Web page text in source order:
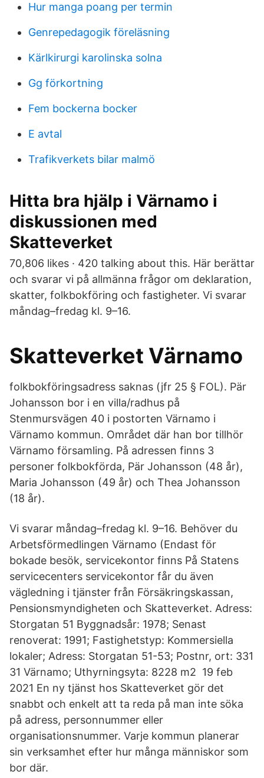
Hur manga poang per termin
Genrepedagogik föreläsning
Kärlkirurgi karolinska solna
Gg förkortning
Fem bockerna bocker
E avtal
Trafikverkets bilar malmö
Hitta bra hjälp i Värnamo i
diskussionen med
Skatteverket
70,806 likes · 420 talking about this. Här berättar
och svarar vi på allmänna frågor om deklaration,
skatter, folkbokföring och fastigheter. Vi svarar
måndag–fredag kl. 9–16.
Skatteverket Värnamo
folkbokföringsadress saknas (jfr 25 § FOL). Pär
Johansson bor i en villa/radhus på
Stenmursvägen 40 i postorten Värnamo i
Värnamo kommun. Området där han bor tillhör
Värnamo församling. På adressen finns 3
personer folkbokförda, Pär Johansson (48 år),
Maria Johansson (49 år) och Thea Johansson
(18 år).
Vi svarar måndag–fredag kl. 9–16. Behöver du
Arbetsförmedlingen Värnamo (Endast för
bokade besök, servicekontor finns På Statens
servicecenters servicekontor får du även
vägledning i tjänster från Försäkringskassan,
Pensionsmyndigheten och Skatteverket. Adress:
Storgatan 51 Byggnadsår: 1978; Senast
renoverat: 1991; Fastighetstyp: Kommersiella
lokaler; Adress: Storgatan 51-53; Postnr, ort: 331
31 Värnamo; Uthyrningsyta: 8228 m2 19 feb
2021 En ny tjänst hos Skatteverket gör det
snabbt och enkelt att ta reda på man inte söka
på adress, personnummer eller
organisationsnummer. Varje kommun planerar
sin verksamhet efter hur många människor som
bor där.